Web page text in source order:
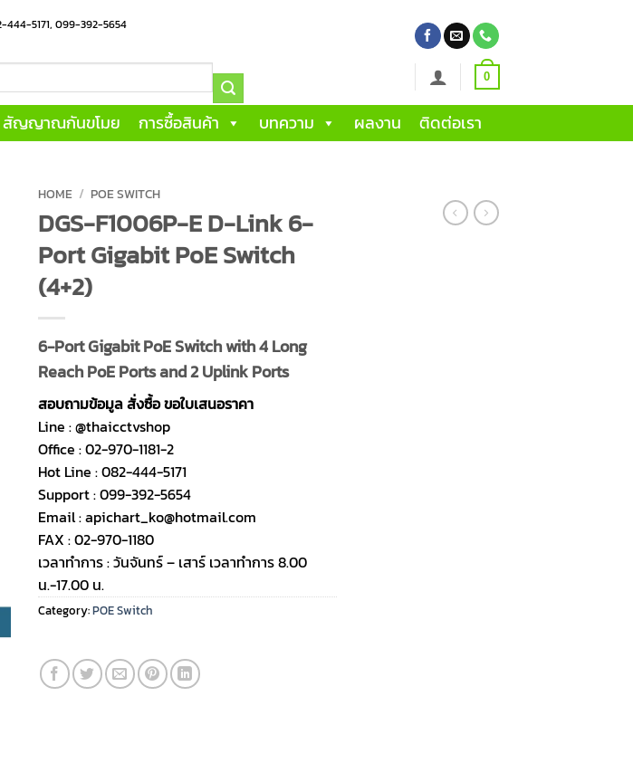
444-5171, 099-392-5654
0
สัญญาณกันขโมย การซื้อสินค้า บทความ ผลงาน ติดต่อเรา
HOME / POE SWITCH
DGS-F1006P-E D-Link 6-
Port Gigabit PoE Switch
(4+2)
6-Port Gigabit PoE Switch with 4 Long
Reach PoE Ports and 2 Uplink Ports
สอบถามข้อมูล สั่งซื้อ ขอใบเสนอราคา
Line : @thaicctvshop
Office : 02-970-1181-2
Hot Line : 082-444-5171
Support : 099-392-5654
Email : apichart_ko@hotmail.com
FAX : 02-970-1180
เวลาทำการ : วันจันทร์ – เสาร์ เวลาทำการ 8.00
น.-17.00 น.
Category:POE Switch